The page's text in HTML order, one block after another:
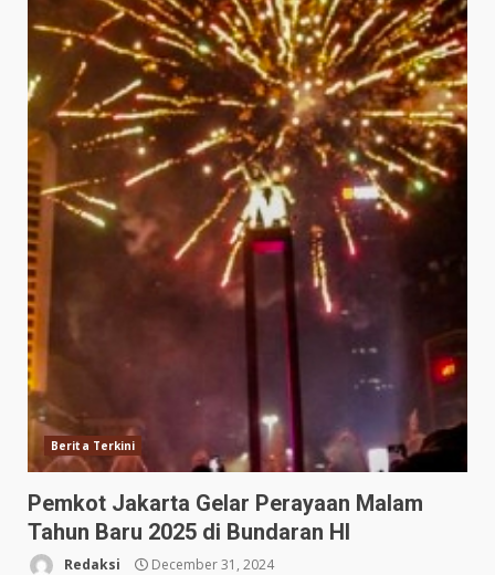
Berita Terkini
Pemkot Jakarta Gelar Perayaan Malam
Tahun Baru 2025 di Bundaran HI
Redaksi December 31, 2024